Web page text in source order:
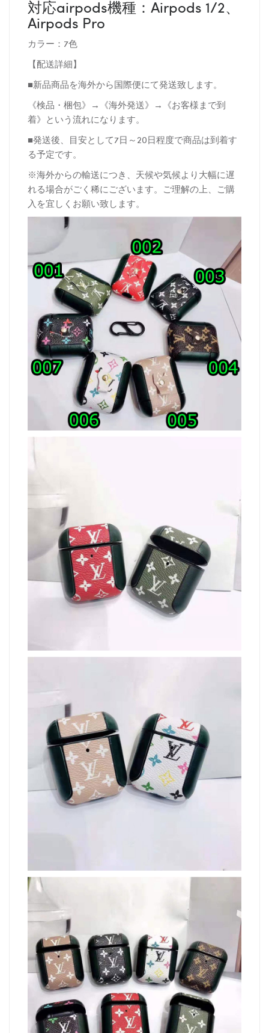
対応airpods機種：Airpods 1/2、
Airpods Pro
カラー：7色
【配送詳細】
■新品商品を海外から国際便にて発送致します。
《検品・梱包》→《海外発送》→《お客様まで到
着》という流れになります。
■発送後、目安として7日～20日程度で商品は到着す
る予定です。
※海外からの輸送につき、天候や気候より大幅に遅
れる場合がごく稀にございます。ご理解の上、ご購
入を宜しくお願い致します。